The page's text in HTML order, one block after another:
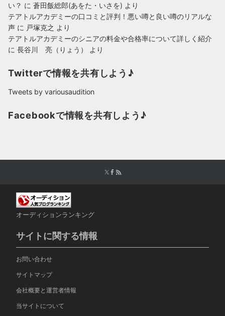
い？ に 蒼田飯総郎(あをた・いさを) より
テアトルアカデミーの口コミと評判！悪い噂と良い噂のリアルな
声 に 戸塚克之 より
テアトルアカデミーのシニアの料金や合格率について詳しく紹介
に 長谷川 亮（りょう） より
Twitterで情報を共有しよう♪
Tweets by variousaudition
Facebookで情報を共有しよう♪
オーディションランキング
サイトに関する情報
お問い合わせ
サイトマップ
会社概要と運営者情報
当サイトについて